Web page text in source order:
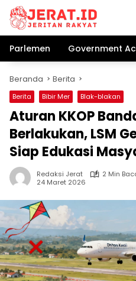
Langsung
konten
Parlemen
Government
Beranda Berita
Berita Bibir Mer Blak-blakan
Aturan KKOP
Berlakukan, LSM
Siap Edukasi
Redaksi Jerat
2 Min
24 Maret 2026